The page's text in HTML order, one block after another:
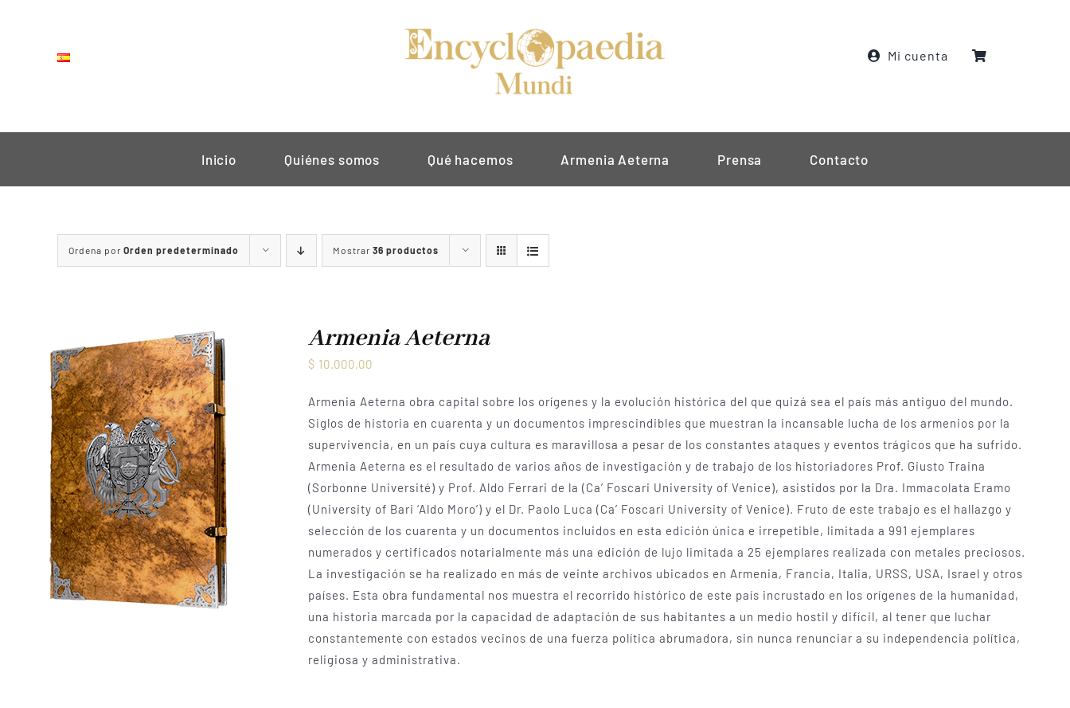
contenido
Mi cuenta
Inicio Quiénes somos Qué hacemos Armenia Aeterna Prensa Contacto
Ordena por Orden predeterminado Mostrar 36 productos
Armenia Aeterna
$ 10.000,00
Armenia Aeterna obra capital sobre los orígenes y la evolución histórica del que quizá sea el país más antiguo del mundo.
Siglos de historia en cuarenta y un documentos imprescindibles que muestran la incansable lucha de los armenios por la
supervivencia, en un país cuya cultura es maravillosa a pesar de los constantes ataques y eventos trágicos que ha sufrido.
Armenia Aeterna es el resultado de varios años de investigación y de trabajo de los historiadores Prof. Giusto Traina
(Sorbonne Université) y Prof. Aldo Ferrari de la (Ca’ Foscari University of Venice), asistidos por la Dra. Immacolata Eramo
(University of Bari ‘Aldo Moro’) y el Dr. Paolo Luca (Ca’ Foscari University of Venice). Fruto de este trabajo es el hallazgo y
selección de los cuarenta y un documentos incluidos en esta edición única­ e irrepetible, limitada a 991 ejemplares
numerados y certificados notarialmente más una edición de lujo limitada a 25 ejemplares realizada con metales preciosos.
La investigación se ha realizado en más de veinte archivos ubicados en Armenia, Francia, Italia, URSS, USA, Israel y otros
países. Esta obra fundamental nos muestra el recorrido histórico de este país incrustado en los orígenes de la humanidad,
una historia marcada por la capacidad de adaptación de sus habitantes a un medio hostil y difícil, al tener que luchar
constantemente con estados vecinos de una fuerza política abrumadora, sin nunca renunciar a su independencia política,
religiosa y administrativa.